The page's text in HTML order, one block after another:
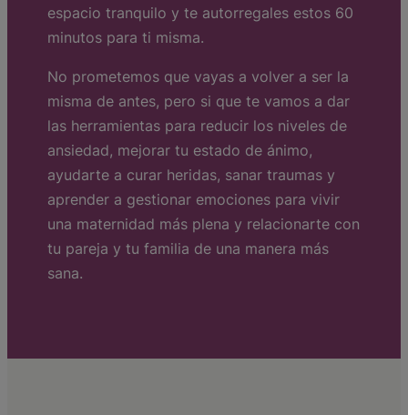
espacio tranquilo y te autorregales estos 60
minutos para ti misma.
No prometemos que vayas a volver a ser la
misma de antes, pero si que te vamos a dar
las herramientas para reducir los niveles de
ansiedad, mejorar tu estado de ánimo,
ayudarte a curar heridas, sanar traumas y
aprender a gestionar emociones para vivir
una maternidad más plena y relacionarte con
tu pareja y tu familia de una manera más
sana.